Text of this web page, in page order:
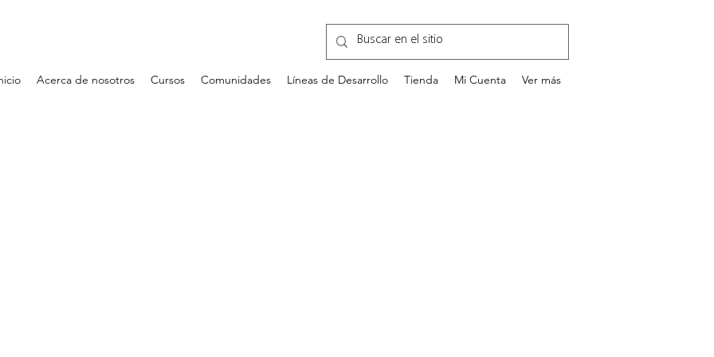
Acerca de nosotros Cursos Comunidades Líneas de Desarrollo Tienda Mi Cuenta Ver más